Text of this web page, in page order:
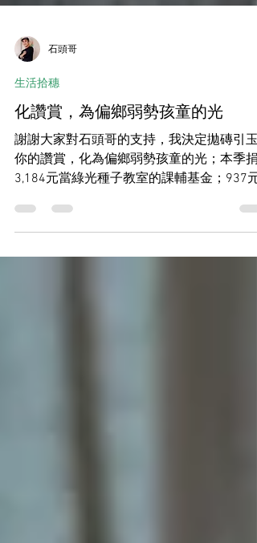
石頭哥
生活拾穗
化讚賞，為偏鄉弱勢孩童的光
你的讚賞，化為偏鄉弱勢孩童的光；本季捐
3,184元當綠光種子教室的課輔基金；937元
(Potato)+2,247元(Matters) 捐款 = 合計3,184